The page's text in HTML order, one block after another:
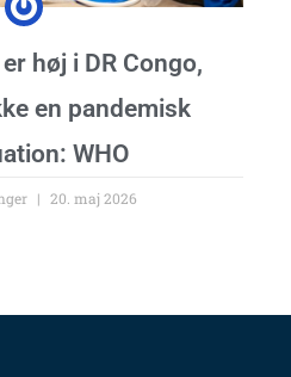
høj i DR Congo,
en pandemisk
WHO
20. maj 2026